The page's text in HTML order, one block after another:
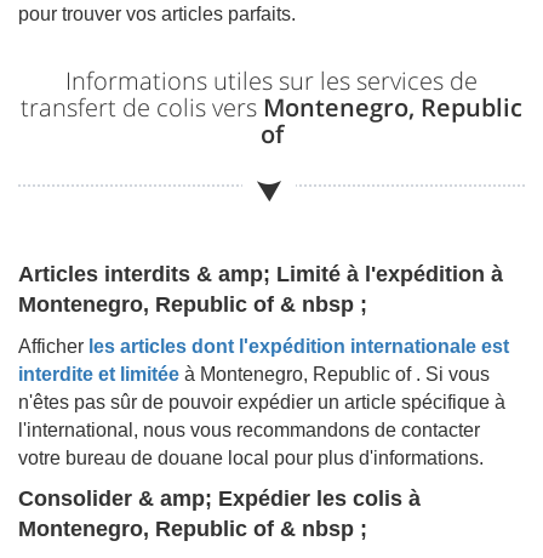
pour trouver vos articles parfaits.
Informations utiles sur les services de
transfert de colis vers Montenegro, Republic
of
Articles interdits & amp; Limité à l'expédition à
Montenegro, Republic of & nbsp ;
Afficher les articles dont l'expédition internationale est
interdite et limitée à Montenegro, Republic of. Si vous
n'êtes pas sûr de pouvoir expédier un article spécifique à
l'international, nous vous recommandons de contacter
votre bureau de douane local pour plus d'informations.
Consolider & amp; Expédier les colis à
Montenegro, Republic of & nbsp ;